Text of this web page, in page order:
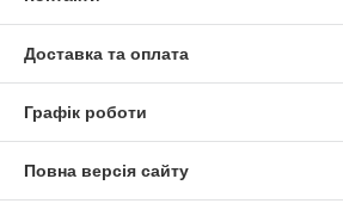
Доставка та оплата
Графік роботи
Повна версія сайту